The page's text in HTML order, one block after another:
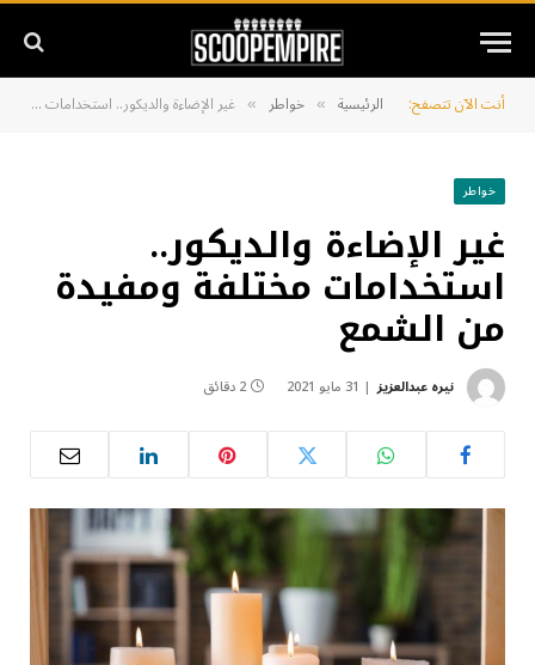
أنت الآن تتصفح: الرئيسية » خواطر » غير الإضاءة والديكور.. استخدامات مختلفة ومفيدة من الشمع
خواطر
غير الإضاءة والديكور..
استخدامات مختلفة ومفيدة
من الشمع
نيره عبدالعزيز 31 مايو 2021 2 دقائق